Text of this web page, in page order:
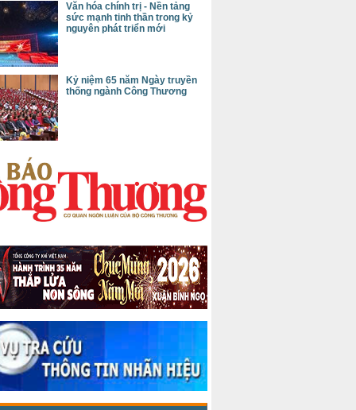
Văn hóa chính trị - Nền tảng
sức mạnh tinh thần trong kỷ
nguyên phát triển mới
Kỷ niệm 65 năm Ngày truyền
thống ngành Công Thương